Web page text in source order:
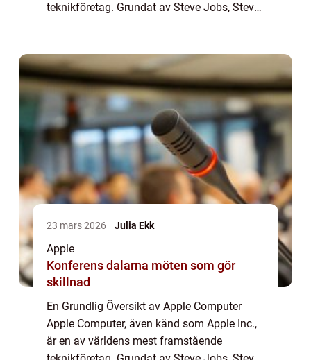
teknikföretag. Grundat av Steve Jobs, Steve
sin innovati...
23 mars 2026 Julia Ekk
Apple
Konferens dalarna möten som gör
skillnad
En Grundlig Översikt av Apple Computer
Apple Computer, även känd som Apple Inc.,
är en av världens mest framstående